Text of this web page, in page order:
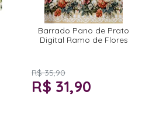
Barrado Pano de Prato
Digital Ramo de Flores
R$ 35,90
R$ 31,90